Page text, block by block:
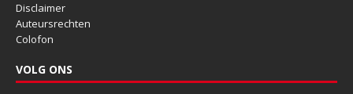
Disclaimer
Auteursrechten
Colofon
VOLG ONS